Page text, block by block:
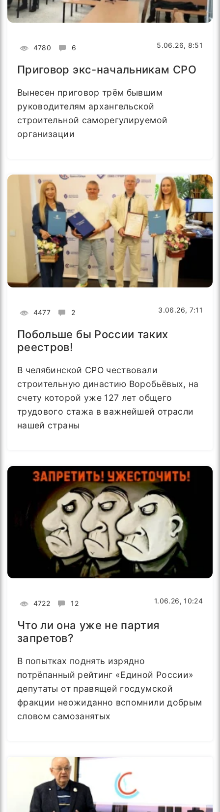
4780 6 5.06.26, 8:51
Приговор экс-начальникам СРО
Вынесен приговор трём бывшим
руководителям архангельской
строительной саморегулируемой
организации
4477 2 3.06.26, 7:11
Побольше бы России таких
реестров!
В челябинской СРО чествовали
строительную династию Воробьёвых, на
счету которой уже 127 лет общего
трудового стажа в важнейшей отрасли
нашей страны
4722 12 1.06.26, 10:24
Что ли она уже не партия
запретов?
В попытках поднять изрядно
потрёпанный рейтинг «Единой России»
депутаты от правящей госдумской
фракции неожиданно вспомнили добрым
словом самозанятых